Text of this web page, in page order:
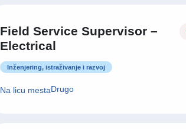
Field Service Supervisor –
Electrical
Inženjering, istraživanje i razvoj
Na licu mestaDrugo